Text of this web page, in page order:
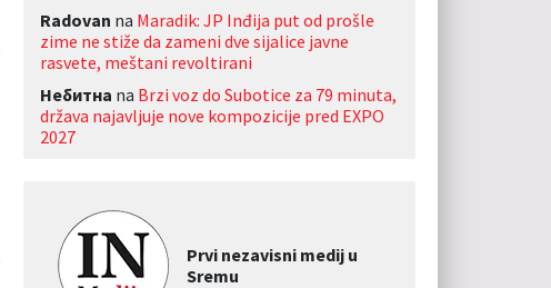
Radovan na Maradik: JP Inđija put od prošle
zime ne stiže da zameni dve sijalice javne
rasvete, meštani revoltirani
Небитна na Brzi voz do Subotice za 79 minuta,
država najavljuje nove kompozicije pred EXPO
2027
Prvi nezavisni medij u
Sremu